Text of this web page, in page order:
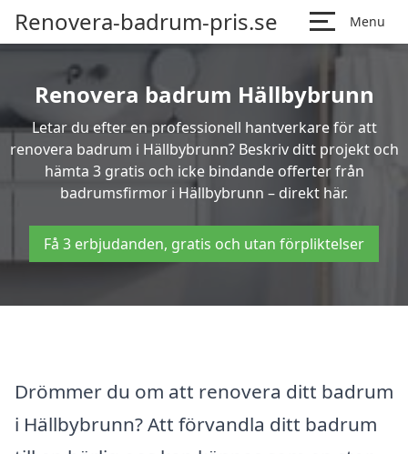
Renovera-badrum-pris.se Menu
Renovera badrum Hällbybrunn
Letar du efter en professionell hantverkare för att
renovera badrum i Hällbybrunn? Beskriv ditt projekt och
hämta 3 gratis och icke bindande offerter från
badrumsfirmor i Hällbybrunn – direkt här.
Få 3 erbjudanden, gratis och utan förpliktelser
Drömmer du om att renovera ditt badrum
i Hällbybrunn? Att förvandla ditt badrum